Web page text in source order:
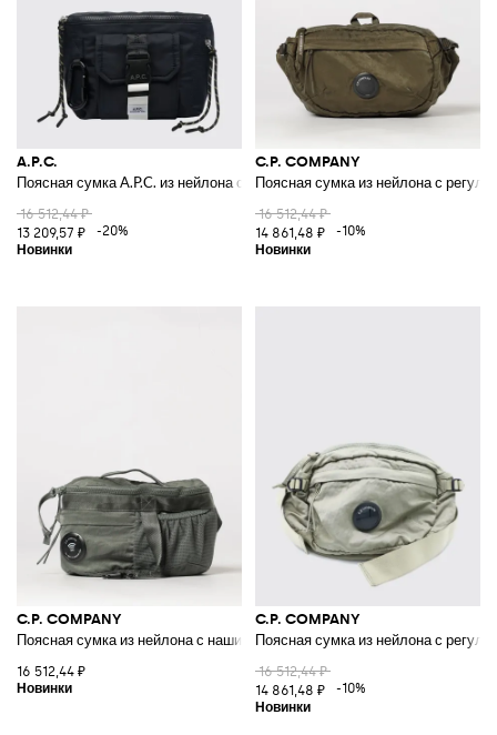
A.P.C.
Поясная сумка A.P.C. из нейлона с нашивкой-логотипом, застежкой-
16 512,44 ₽
13 209,57 ₽
-20%
C.P. COMPANY
Поясная сумка из нейлона с
16 512,44 ₽
14 861,48 ₽
-10%
C.P. COMPANY
Поясная сумка из нейлона с нашивкой-логотипом и регулируемым
16 512,44 ₽
C.P. COMPANY
Поясная сумка из нейлона с
16 512,44 ₽
14 861,48 ₽
-10%